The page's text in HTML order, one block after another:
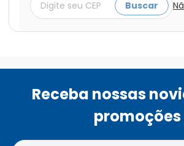
Buscar
Receba nossas
promoções